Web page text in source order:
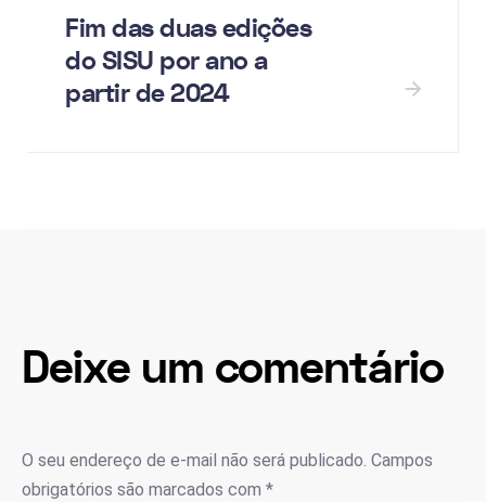
Fim das duas edições
do SISU por ano a
partir de 2024
Deixe um comentário
O seu endereço de e-mail não será publicado. Campos
obrigatórios são marcados com *